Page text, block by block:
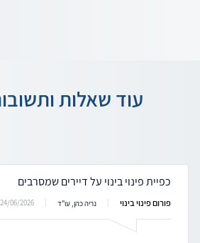
עוד שאלות
כפיית פינוי בינוי על דיירים שמסרבים
פורום פינוי בינוי נריה כהן, עו"ד 24/06/2026